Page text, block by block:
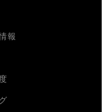
報